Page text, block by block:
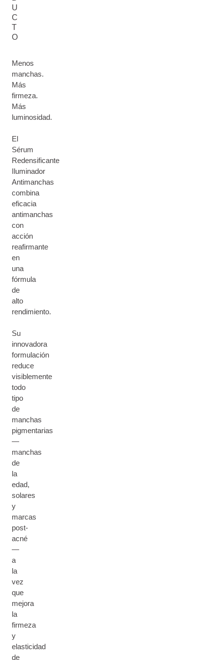
U
C
T
O
Menos
manchas.
Más
firmeza.
Más
luminosidad.
El
Sérum
Redensificante
Iluminador
Antimanchas
combina
eficacia
antimanchas
con
acción
reafirmante
en
una
fórmula
de
alto
rendimiento.
Su
innovadora
formulación
reduce
visiblemente
todo
tipo
de
manchas
pigmentarias
—
manchas
de
la
edad,
solares
y
marcas
post-
acné
—
a
la
vez
que
mejora
la
firmeza
y
elasticidad
de